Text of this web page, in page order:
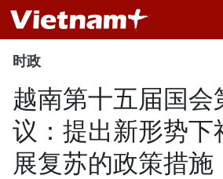
时政
越南第十五届国会
议：提出新形势下
展复苏的政策措施